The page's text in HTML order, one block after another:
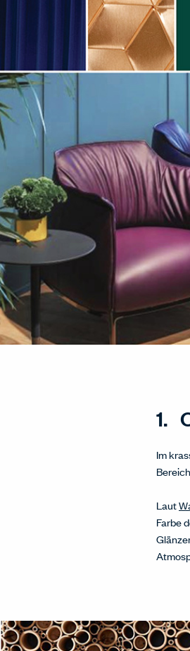
1.
Im
Laut
Farbe